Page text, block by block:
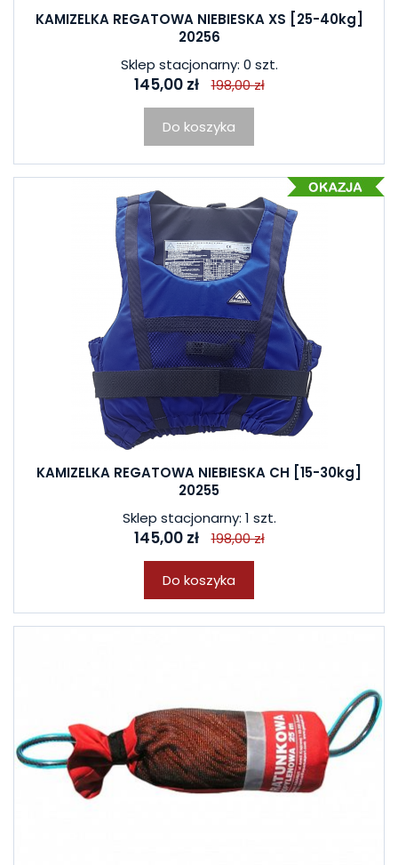
KAMIZELKA REGATOWA NIEBIESKA XS [25-40kg]
20256
Sklep stacjonarny: 0 szt.
145,00 zł 198,00 zł
Do koszyka
KAMIZELKA REGATOWA NIEBIESKA CH [15-30kg]
20255
Sklep stacjonarny: 1 szt.
145,00 zł 198,00 zł
Do koszyka